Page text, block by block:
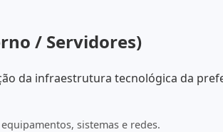
/ Servidores)
da infraestrutura tecnológica da
sistemas e redes.